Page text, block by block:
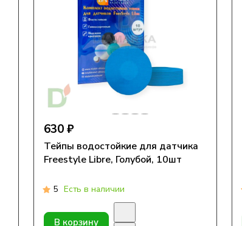
630 ₽
Тейпы водостойкие для датчика
Freestyle Libre, Голубой, 10шт
5 Есть в наличии
В корзину